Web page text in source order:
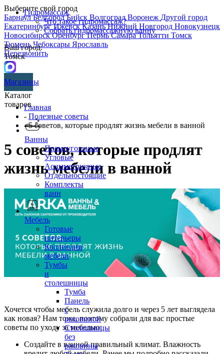
Выберите свой город
БарнаулБелгородБийск ВолгоградВоронеж Другой город
ЕкатеринбургИжевскКазаньНижний Новгород Новокузнецк
НовосибирскОренбургПермьСамараТольятти Томск
ТюменьЧебоксары Ярославль
Перезвонить
Гидромассаж
Что такое гидромассаж?
Собрать гидромассажную ванну
Ваш город:
Томск
Магазины
Каталог
товаров
Ванны
Прямоугольные
Угловые
Асимметричные
Отдельностоящие
Комплекты
ванн
Мебель
Готовые
интерьеры
Коллекции
мебели
Тумбы
и
столешницы
Тумба
Панель
с
раковиной
Столешницы
без
раковины
Главная
- Полезные советы
- 5 советов, которые продлят жизнь мебели в ванной
5 советов, которые продлят
жизнь мебели в ванной
Хочется чтобы мебель служила долго и через 5 лет выглядела
как новая? Нам тоже, поэтому собрали для вас простые
советы по уходу за мебелью:
Создайте в ванной правильный климат. Влажность